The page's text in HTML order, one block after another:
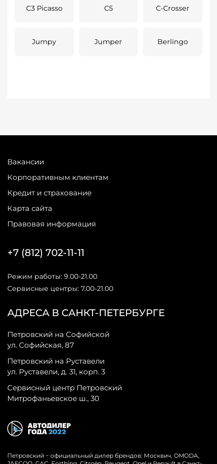
C3 Picasso C5 C-Crosser
Jumpy Jumper Berlingo
Вакансии
Корпоративным клиентам
Кредит и страхование
Карта сайта
Правовая информация
АДРЕСА В САНКТ-ПЕТЕРБУРГЕ
Петровский на Софийской
ул. Софийская, 87
Петровский на Руставели
ул. Руставели, д. 31, корп. 3
Сервисный центр Петровский
Митрофаньевское ш., 30
+7 (812) 702-11-11
Режим работы: 9.00-21.00
Сервисные центры: 7.00-21.00
Петровский − официальный дилер брендов: Москвич, OMODA,